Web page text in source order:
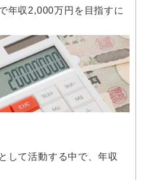
年収2,000万円を目指すに
して活動する中で、年収